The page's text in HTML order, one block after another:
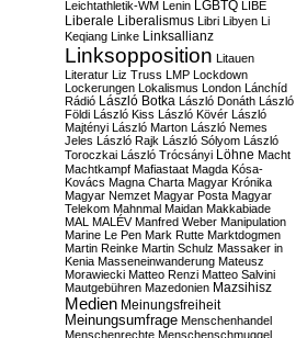
Leichtathletik-WM Lenin LGBTQ LIBE
Liberale Liberalismus Libri Libyen Li
Keqiang Linke Linksallianz
Linksopposition Litauen
Literatur Liz Truss LMP Lockdown
Lockerungen Lokalismus London Lánchíd
Rádió
László Botka László Donáth László
Földi László Kiss László Kövér László
Majtényi László Marton László Nemes
Jeles László Rajk László Sólyom László
Toroczkai László Trócsányi Löhne Macht
Machtkampf Mafiastaat Magda Kósa-
Kovács Magna Charta Magyar Krónika
Magyar Nemzet Magyar Posta Magyar
Telekom Mahnmal Maidan Makkabiade
MAL MALÉV Manfred Weber Manipulation
Marine Le Pen Mark Rutte Marktdogmen
Martin Reinke Martin Schulz Massaker in
Kenia Masseneinwanderung Mateusz
Morawiecki Matteo Renzi Matteo Salvini
Mautgebühren Mazedonien Mazsihisz
Medien Meinungsfreiheit
Meinungsumfrage Menschenhandel
Menschenrechte Menschenschmuggel